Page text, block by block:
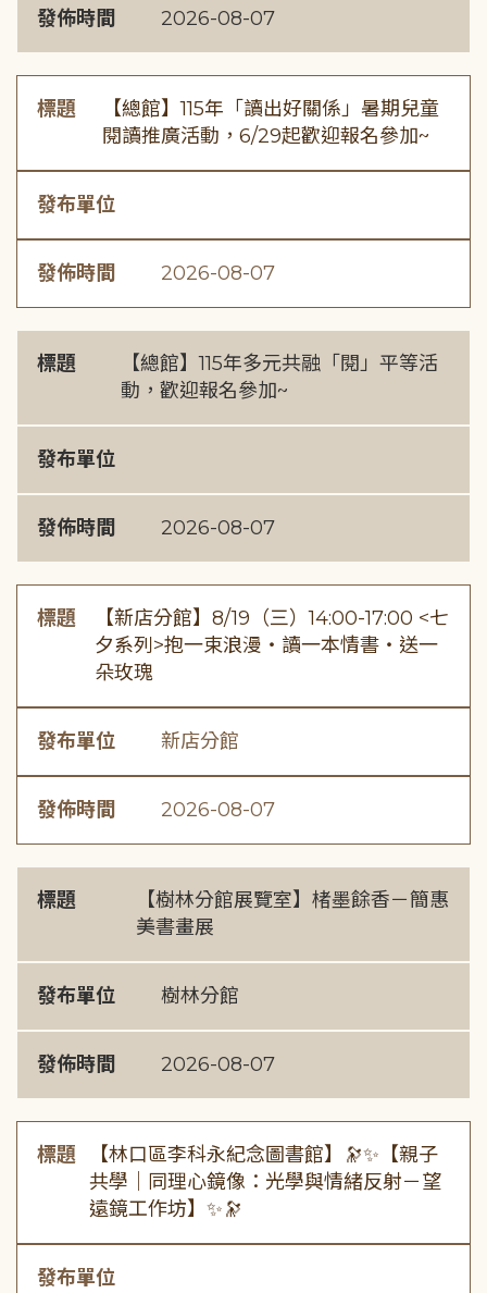
發佈時間 2026-08-07
標題
【總館】115年「讀出好關係」暑期兒童
閱讀推廣活動，6/29起歡迎報名參加~
發布單位
發佈時間 2026-08-07
標題
【總館】115年多元共融「閱」平等活
動，歡迎報名參加~
發布單位
發佈時間 2026-08-07
標題
【新店分館】8/19（三）14:00-17:00 <七
夕系列>抱一束浪漫・讀一本情書・送一
朵玫瑰
發布單位 新店分館
發佈時間 2026-08-07
標題
【樹林分館展覽室】楮墨餘香－簡惠
美書畫展
發布單位 樹林分館
發佈時間 2026-08-07
標題
【林口區李科永紀念圖書館】🔭✨【親子
共學｜同理心鏡像：光學與情緒反射－望
遠鏡工作坊】✨🔭
發布單位